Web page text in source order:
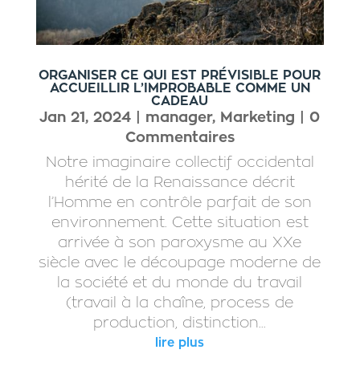
ORGANISER CE QUI EST PRÉVISIBLE POUR
ACCUEILLIR L’IMPROBABLE COMME UN
CADEAU
Jan 21, 2024 manager, Marketing | 0
Commentaires
Notre imaginaire collectif occidental
hérité de la Renaissance décrit
l’Homme en contrôle parfait de son
environnement. Cette situation est
arrivée à son paroxysme au XXe
siècle avec le découpage moderne de
la société et du monde du travail
(travail à la chaîne, process de
production, distinction...
lire plus